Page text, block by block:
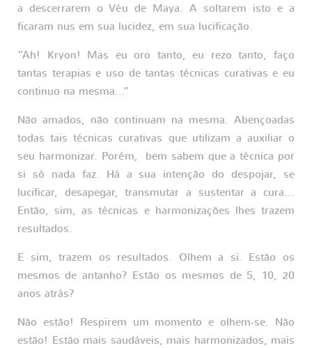
a descerrarem o Véu de Maya. A soltarem isto e a
ficaram nus em sua lucidez, em sua lucificação.
“Ah! Kryon! Mas eu oro tanto, eu rezo tanto, faço
tantas terapias e uso de tantas técnicas curativas e eu
continuo na mesma...”
Não amados, não continuam na mesma. Abençoadas
todas tais técnicas curativas que utilizam a auxiliar o
seu harmonizar. Porém, bem sabem que a técnica por
si só nada faz. Há a sua intenção do despojar, se
lucificar, desapegar, transmutar a sustentar a cura...
Então, sim, as técnicas e harmonizações lhes trazem
resultados.
E sim, trazem os resultados. Olhem a si. Estão os
mesmos de antanho? Estão os mesmos de 5, 10, 20
anos atrás?
Não estão! Respirem um momento e olhem-se. Não
estão! Estão mais saudáveis, mais harmonizados, mais